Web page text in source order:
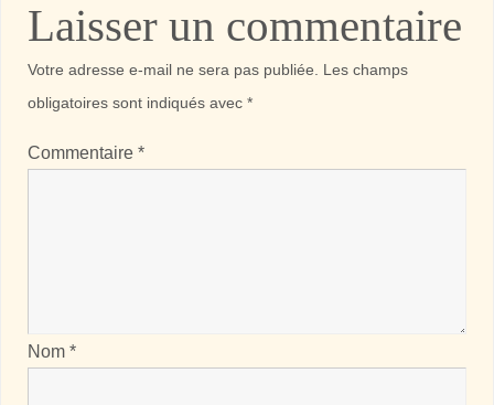
Laisser un commentaire
Votre adresse e-mail ne sera pas publiée. Les champs
obligatoires sont indiqués avec*
Commentaire*
Nom*